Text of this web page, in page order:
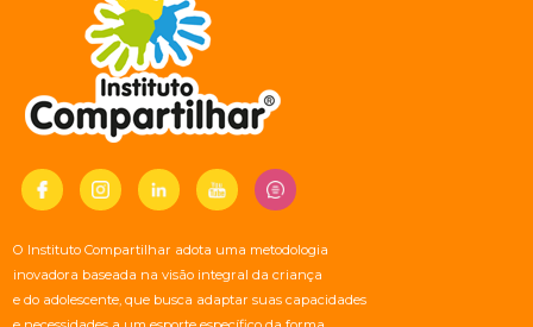
O Instituto Compartilhar adota uma metodologia
inovadora baseada na visão integral da criança
e do adolescente, que busca adaptar suas capacidades